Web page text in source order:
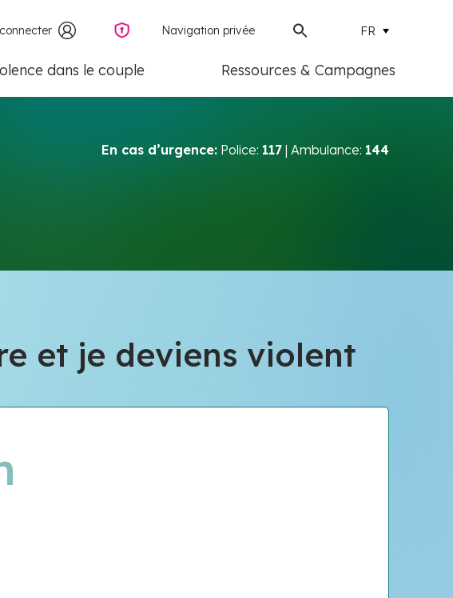
Navigation privée FR
dans le couple Ressources & Campagnes
En cas d’urgence: Police: 117 | Ambulance: 144
et je deviens violent